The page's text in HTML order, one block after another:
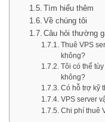
Tìm hiểu thêm
Về chúng tôi
Câu hỏi thường
Thuê VPS
không?
Tôi có thể
không?
Có hỗ trợ kỹ
VPS server
Chi phí thuê